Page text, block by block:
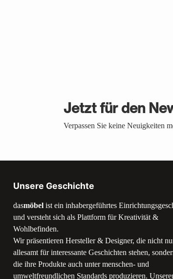
Jetzt für den
Verpassen Sie keine Neuigkeiten
Unsere Geschichte
dasmöbel ist ein inhabergeführtes
und versteht sich als Plattform für Kreativität &
Wohlbefinden.
Wir präsentieren Hersteller & Designer, die nicht
allesamt für interessante Geschichten stehen,
die ihre Produkte auch unter menschen- und
umweltfreundlichen Standards produzieren.